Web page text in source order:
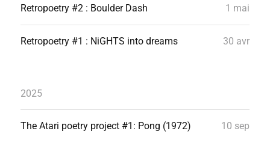
Retropoetry #2 : Boulder Dash 1 mai
Retropoetry #1 : NiGHTS into dreams 30 avr
2025
The Atari poetry project #1: Pong (1972) 10 sep